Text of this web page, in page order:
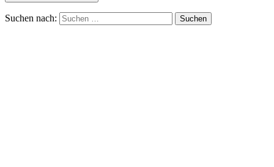
Suchen nach: